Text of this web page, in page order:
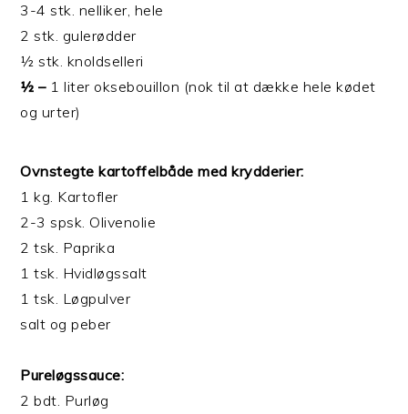
3-4 stk. nelliker, hele
2 stk. gulerødder
½ stk. knoldselleri
½ – 1 liter oksebouillon (nok til at dække hele kødet
og urter)
Ovnstegte kartoffelbåde med krydderier:
1 kg. Kartofler
2-3 spsk. Olivenolie
2 tsk. Paprika
1 tsk. Hvidløgssalt
1 tsk. Løgpulver
salt og peber
Pureløgssauce:
2 bdt. Purløg